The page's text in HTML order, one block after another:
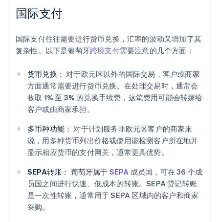
国际支付
国际支付往往需要进行货币兑换，汇率的波动又增加了其
复杂性。以下是葡萄牙跨境支付需要注意的几个方面：
货币兑换： 对于欧元区以外的国际交易，客户或商家
方面通常需要进行货币兑换。在处理交易时，通常会
收取 1% 至 3% 的兑换手续费，这笔费用可能会转嫁给
客户或由商家承担。
多币种功能： 对于计划服务非欧元区客户的商家来
说，用多种货币列出价格或使用能检测客户所在地并
显示相应货币的支付网关，通常更具优势。
SEPA转账： 葡萄牙属于 SEPA 成员国，可在 36 个成
员国之间进行快速、低成本的转账。SEPA 贷记转账
是一次性转账，通常用于 SEPA 区域内的客户和商家
采购。